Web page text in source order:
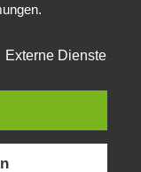
.
Externe Dienste